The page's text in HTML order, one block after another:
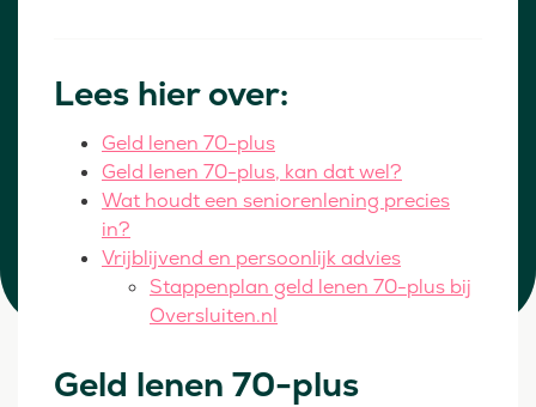
Lees hier over:
Geld lenen 70-plus
Geld lenen 70-plus, kan dat wel?
Wat houdt een seniorenlening precies
in?
Vrijblijvend en persoonlijk advies
Stappenplan geld lenen 70-plus bij
Oversluiten.nl
Geld lenen 70-plus